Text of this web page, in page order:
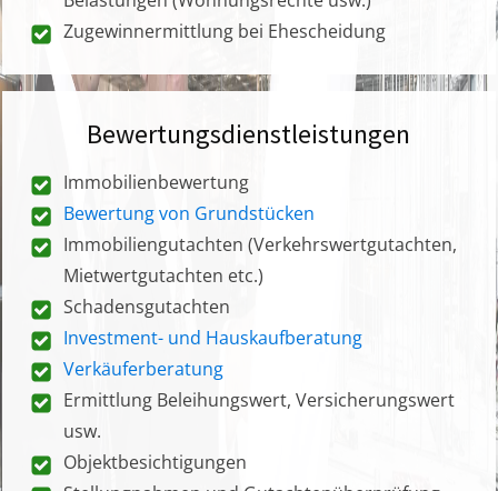
Zugewinnermittlung bei Ehescheidung
Bewertungsdienstleistungen
Immobilienbewertung
Bewertung von Grundstücken
Immobiliengutachten (Verkehrswertgutachten,
Mietwertgutachten etc.)
Schadensgutachten
Investment- und Hauskaufberatung
Verkäuferberatung
Ermittlung Beleihungswert, Versicherungswert
usw.
Objektbesichtigungen